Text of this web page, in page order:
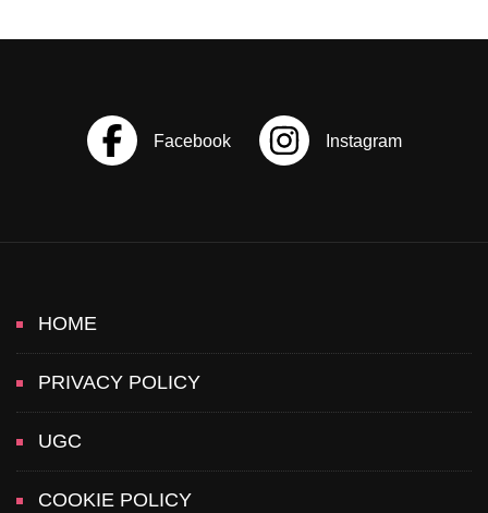
v
i
o
n
HOME
PRIVACY POLICY
UGC
COOKIE POLICY